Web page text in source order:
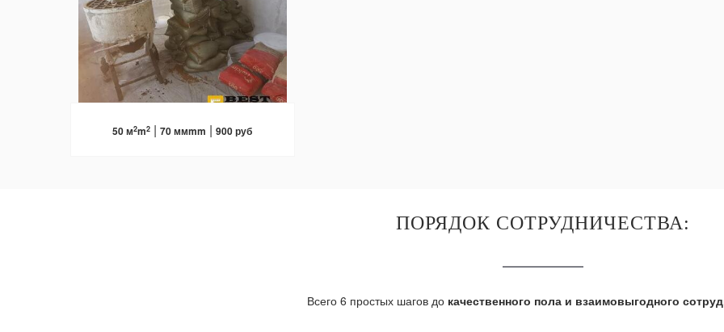
ПОДРОБНЕЕ
50 м2m2 |70 ммmm |900 руб
ПОРЯДОК СОТРУДНИЧЕСТВА:
Всего 6 простых шагов до качественного пола и взаимовыгодного